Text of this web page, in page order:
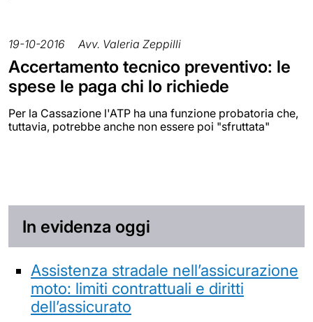
19-10-2016 Avv. Valeria Zeppilli
Accertamento tecnico preventivo: le
spese le paga chi lo richiede
Per la Cassazione l'ATP ha una funzione probatoria che,
tuttavia, potrebbe anche non essere poi "sfruttata"
In evidenza oggi
Assistenza stradale nell’assicurazione
moto: limiti contrattuali e diritti
dell’assicurato